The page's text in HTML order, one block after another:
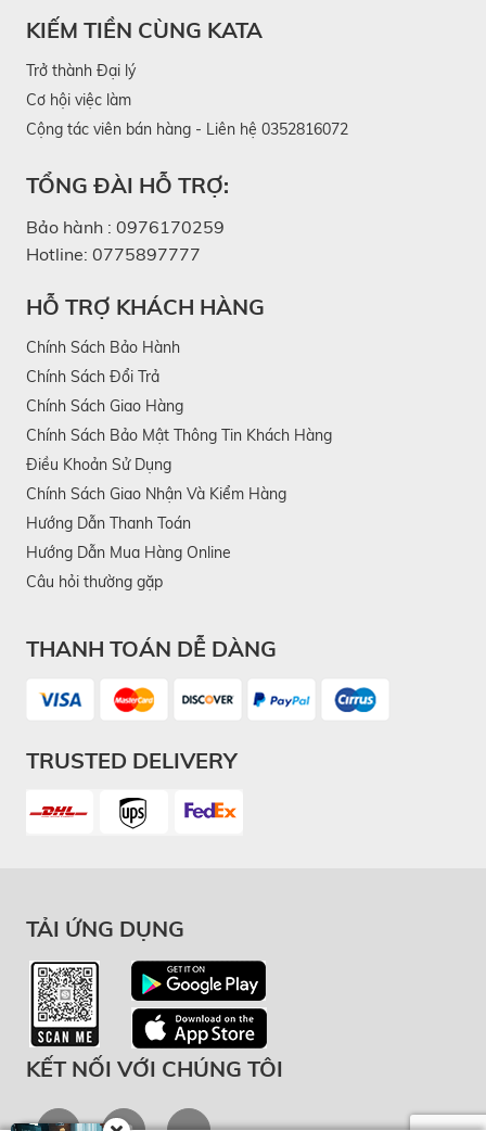
KIẾM TIỀN CÙNG KATA
Trở thành Đại lý
Cơ hội việc làm
Cộng tác viên bán hàng - Liên hệ 0352816072
TỔNG ĐÀI HỖ TRỢ:
Bảo hành : 0976170259
Hotline: 0775897777
HỖ TRỢ KHÁCH HÀNG
Chính Sách Bảo Hành
Chính Sách Đổi Trả
Chính Sách Giao Hàng
Chính Sách Bảo Mật Thông Tin Khách Hàng
Điều Khoản Sử Dụng
Chính Sách Giao Nhận Và Kiểm Hàng
Hướng Dẫn Thanh Toán
Hướng Dẫn Mua Hàng Online
Câu hỏi thường gặp
THANH TOÁN DỄ DÀNG
TRUSTED DELIVERY
TẢI ỨNG DỤNG
KẾT NỐI VỚI CHÚNG TÔI